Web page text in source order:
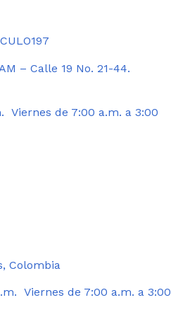
– Calle 19 No. 21-44.
Viernes de 7:00 a.m. a 3:00
Colombia
Viernes de 7:00 a.m. a 3:00